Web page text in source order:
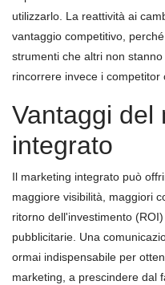
utilizzarlo. La reattività ai
vantaggio competitivo,
strumenti che altri non
rincorrere invece i competitor
Vantaggi del
integrato
Il marketing integrato può
maggiore visibilità, maggiori
ritorno dell'investimento
pubblicitarie. Una
ormai indispensabile per
marketing, a prescindere dal